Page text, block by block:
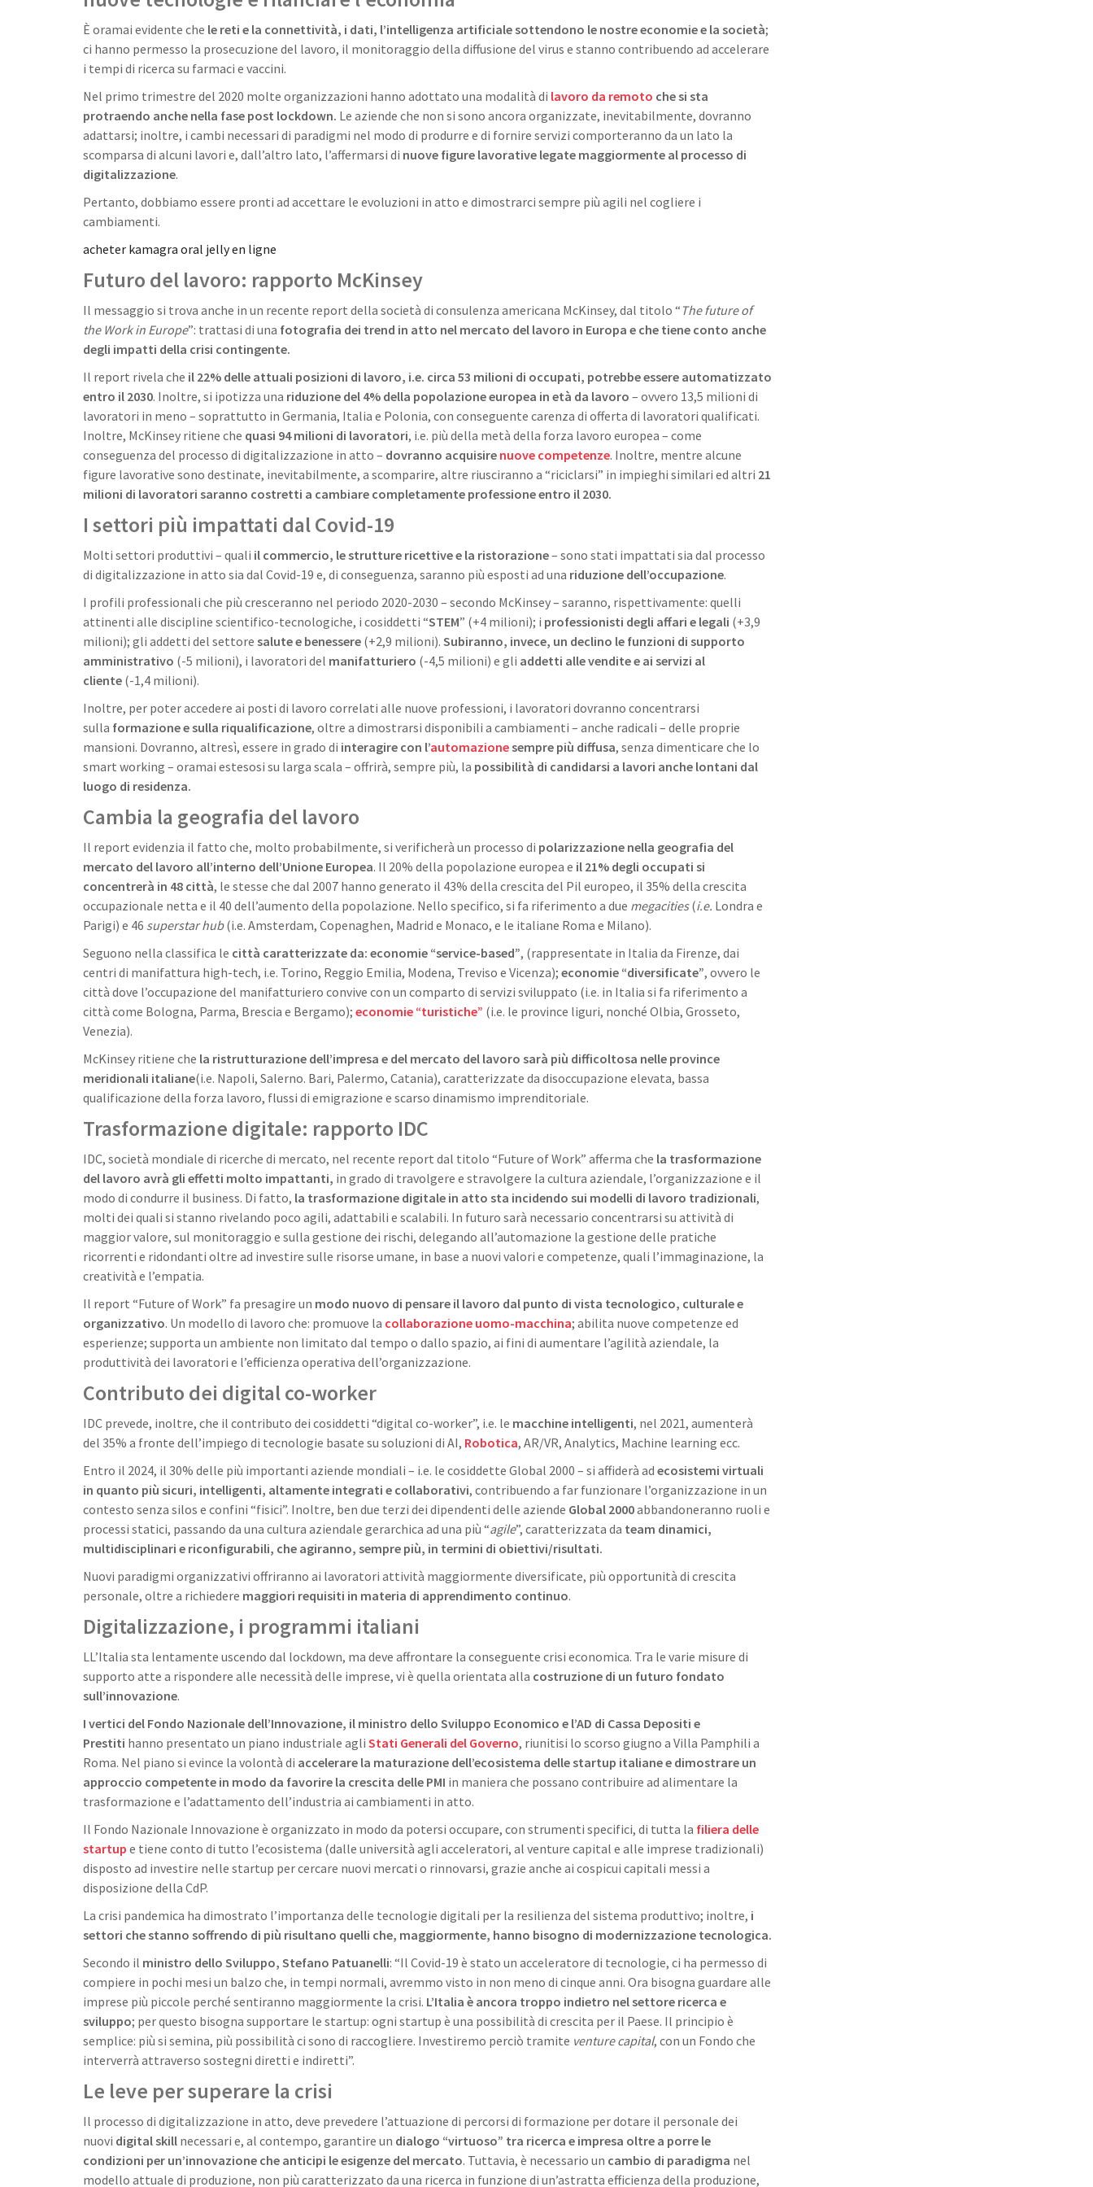
È oramai evidente che le reti e la connettività, i dati, l’intelligenza artificiale sottendono le nostre economie e la società;
ci hanno permesso la prosecuzione del lavoro, il monitoraggio della diffusione del virus e stanno contribuendo ad accelerare
i tempi di ricerca su farmaci e vaccini.
Nel primo trimestre del 2020 molte organizzazioni hanno adottato una modalità di lavoro da remoto che si sta
protraendo anche nella fase post lockdown. Le aziende che non si sono ancora organizzate, inevitabilmente, dovranno
adattarsi; inoltre, i cambi necessari di paradigmi nel modo di produrre e di fornire servizi comporteranno da un lato la
scomparsa di alcuni lavori e, dall’altro lato, l’affermarsi di nuove figure lavorative legate maggiormente al processo di
digitalizzazione.
Pertanto, dobbiamo essere pronti ad accettare le evoluzioni in atto e dimostrarci sempre più agili nel cogliere i
cambiamenti.
acheter kamagra oral jelly en ligne
Futuro del lavoro: rapporto McKinsey
Il messaggio si trova anche in un recente report della società di consulenza americana McKinsey, dal titolo “ The future of
the Work in Europe”: trattasi di una fotografia dei trend in atto nel mercato del lavoro in Europa e che tiene conto anche
degli impatti della crisi contingente.
Il report rivela che il 22% delle attuali posizioni di lavoro, i.e. circa 53 milioni di occupati, potrebbe essere automatizzato
entro il 2030. Inoltre, si ipotizza una riduzione del 4% della popolazione europea in età da lavoro – ovvero 13,5 milioni di
lavoratori in meno – soprattutto in Germania, Italia e Polonia, con conseguente carenza di offerta di lavoratori qualificati.
Inoltre, McKinsey ritiene che quasi 94 milioni di lavoratori, i.e. più della metà della forza lavoro europea – come
conseguenza del processo di digitalizzazione in atto – dovranno acquisire nuove competenze. Inoltre, mentre alcune
figure lavorative sono destinate, inevitabilmente, a scomparire, altre riusciranno a “riciclarsi” in impieghi similari ed altri 21
milioni di lavoratori saranno costretti a cambiare completamente professione entro il 2030.
I settori più impattati dal Covid-19
Molti settori produttivi – quali il commercio, le strutture ricettive e la ristorazione– sono stati impattati sia dal processo
di digitalizzazione in atto sia dal Covid-19 e, di conseguenza, saranno più esposti ad una riduzione dell’occupazione.
I profili professionali che più cresceranno nel periodo 2020-2030 – secondo McKinsey – saranno, rispettivamente: quelli
attinenti alle discipline scientifico-tecnologiche, i cosiddetti “STEM” (+4 milioni); i professionisti degli affari e legali (+3,9
milioni); gli addetti del settore salute e benessere (+2,9 milioni). Subiranno, invece, un declino le funzioni di supporto
amministrativo (-5 milioni), i lavoratori del manifatturiero (-4,5 milioni) e gli addetti alle vendite e ai servizi al
cliente (-1,4 milioni).
Inoltre, per poter accedere ai posti di lavoro correlati alle nuove professioni, i lavoratori dovranno concentrarsi
sulla formazione e sulla riqualificazione, oltre a dimostrarsi disponibili a cambiamenti – anche radicali – delle proprie
mansioni. Dovranno, altresì, essere in grado di interagire con l’automazionesempre più diffusa, senza dimenticare che lo
smart working – oramai estesosi su larga scala – offrirà, sempre più, la possibilità di candidarsi a lavori anche lontani dal
luogo di residenza.
Cambia la geografia del lavoro
Il report evidenzia il fatto che, molto probabilmente, si verificherà un processo di polarizzazione nella geografia del
mercato del lavoro all’interno dell’Unione Europea. Il 20% della popolazione europea e il 21% degli occupati si
concentrerà in 48 città, le stesse che dal 2007 hanno generato il 43% della crescita del Pil europeo, il 35% della crescita
occupazionale netta e il 40 dell’aumento della popolazione. Nello specifico, si fa riferimento a due megacities(i.e. Londra e
Parigi) e 46 superstar hub(i.e. Amsterdam, Copenaghen, Madrid e Monaco, e le italiane Roma e Milano).
Seguono nella classifica le città caratterizzate da: economie “service-based”, (rappresentate in Italia da Firenze, dai
centri di manifattura high-tech, i.e. Torino, Reggio Emilia, Modena, Treviso e Vicenza); economie “diversificate”, ovvero le
città dove l’occupazione del manifatturiero convive con un comparto di servizi sviluppato (i.e. in Italia si fa riferimento a
città come Bologna, Parma, Brescia e Bergamo); economie “turistiche” (i.e. le province liguri, nonché Olbia, Grosseto,
Venezia).
McKinsey ritiene che la ristrutturazione dell’impresa e del mercato del lavoro sarà più difficoltosa nelle province
meridionali italiane(i.e. Napoli, Salerno. Bari, Palermo, Catania), caratterizzate da disoccupazione elevata, bassa
qualificazione della forza lavoro, flussi di emigrazione e scarso dinamismo imprenditoriale.
Trasformazione digitale: rapporto IDC
IDC, società mondiale di ricerche di mercato, nel recente report dal titolo “Future of Work” afferma che la trasformazione
del lavoro avrà gli effetti molto impattanti, in grado di travolgere e stravolgere la cultura aziendale, l’organizzazione e il
modo di condurre il business. Di fatto, la trasformazione digitale in atto sta incidendo sui modelli di lavoro tradizionali,
molti dei quali si stanno rivelando poco agili, adattabili e scalabili. In futuro sarà necessario concentrarsi su attività di
maggior valore, sul monitoraggio e sulla gestione dei rischi, delegando all’automazione la gestione delle pratiche
ricorrenti e ridondanti oltre ad investire sulle risorse umane, in base a nuovi valori e competenze, quali l’immaginazione, la
creatività e l’empatia.
Il report “Future of Work” fa presagire un modo nuovo di pensare il lavoro dal punto di vista tecnologico, culturale e
organizzativo. Un modello di lavoro che: promuove la collaborazione uomo-macchina; abilita nuove competenze ed
esperienze; supporta un ambiente non limitato dal tempo o dallo spazio, ai fini di aumentare l’agilità aziendale, la
produttività dei lavoratori e l’efficienza operativa dell’organizzazione.
Contributo dei digital co-worker
IDC prevede, inoltre, che il contributo dei cosiddetti “digital co-worker”, i.e. le macchine intelligenti, nel 2021, aumenterà
del 35% a fronte dell’impiego di tecnologie basate su soluzioni di AI, Robotica, AR/VR, Analytics, Machine learning ecc.
Entro il 2024, il 30% delle più importanti aziende mondiali – i.e. le cosiddette Global 2000 – si affiderà ad ecosistemi virtuali
in quanto più sicuri, intelligenti, altamente integrati e collaborativi, contribuendo a far funzionare l’organizzazione in un
contesto senza silos e confini “fisici”. Inoltre, ben due terzi dei dipendenti delle aziende Global 2000abbandoneranno ruoli e
processi statici, passando da una cultura aziendale gerarchica ad una più “agile”, caratterizzata da team dinamici,
multidisciplinari e riconfigurabili, che agiranno, sempre più, in termini di obiettivi/risultati.
Nuovi paradigmi organizzativi offriranno ai lavoratori attività maggiormente diversificate, più opportunità di crescita
personale, oltre a richiedere maggiori requisiti in materia di apprendimento continuo.
Digitalizzazione, i programmi italiani
LL’Italia sta lentamente uscendo dal lockdown, ma deve affrontare la conseguente crisi economica. Tra le varie misure di
supporto atte a rispondere alle necessità delle imprese, vi è quella orientata alla costruzione di un futuro fondato
sull’innovazione.
I vertici del Fondo Nazionale dell’Innovazione, il ministro dello Sviluppo Economico e l’AD di Cassa Depositi e
Prestiti hanno presentato un piano industriale agli Stati Generali del Governo, riunitisi lo scorso giugno a Villa Pamphili a
Roma. Nel piano si evince la volontà di accelerare la maturazione dell’ecosistema delle startup italiane e dimostrare un
approccio competente in modo da favorire la crescita delle PMI in maniera che possano contribuire ad alimentare la
trasformazione e l’adattamento dell’industria ai cambiamenti in atto.
Il Fondo Nazionale Innovazione è organizzato in modo da potersi occupare, con strumenti specifici, di tutta la filiera delle
startup e tiene conto di tutto l’ecosistema (dalle università agli acceleratori, al venture capital e alle imprese tradizionali)
disposto ad investire nelle startup per cercare nuovi mercati o rinnovarsi, grazie anche ai cospicui capitali messi a
disposizione della CdP.
La crisi pandemica ha dimostrato l’importanza delle tecnologie digitali per la resilienza del sistema produttivo; inoltre, i
settori che stanno soffrendo di più risultano quelli che, maggiormente, hanno bisogno di modernizzazione tecnologica.
Secondo il ministro dello Sviluppo, Stefano Patuanelli: “Il Covid-19 è stato un acceleratore di tecnologie, ci ha permesso di
compiere in pochi mesi un balzo che, in tempi normali, avremmo visto in non meno di cinque anni. Ora bisogna guardare alle
imprese più piccole perché sentiranno maggiormente la crisi. L’Italia è ancora troppo indietro nel settore ricerca e
sviluppo; per questo bisogna supportare le startup: ogni startup è una possibilità di crescita per il Paese. Il principio è
semplice: più si semina, più possibilità ci sono di raccogliere. Investiremo perciò tramite venture capital, con un Fondo che
interverrà attraverso sostegni diretti e indiretti”.
Le leve per superare la crisi
Il processo di digitalizzazione in atto, deve prevedere l’attuazione di percorsi di formazione per dotare il personale dei
nuovi digital skill necessari e, al contempo, garantire un dialogo “virtuoso” tra ricerca e impresa oltre a porre le
condizioni per un’innovazione che anticipi le esigenze del mercato. Tuttavia, è necessario un cambio di paradigma nel
modello attuale di produzione, non più caratterizzato da una ricerca in funzione di un’astratta efficienza della produzione,